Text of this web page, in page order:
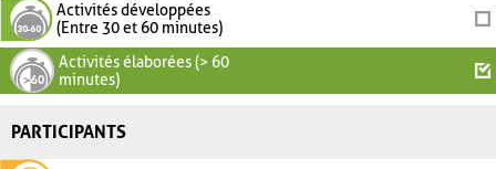
Activités développées
(Entre 30 et 60 minutes)
Activités élaborées (> 60
minutes)
PARTICIPANTS